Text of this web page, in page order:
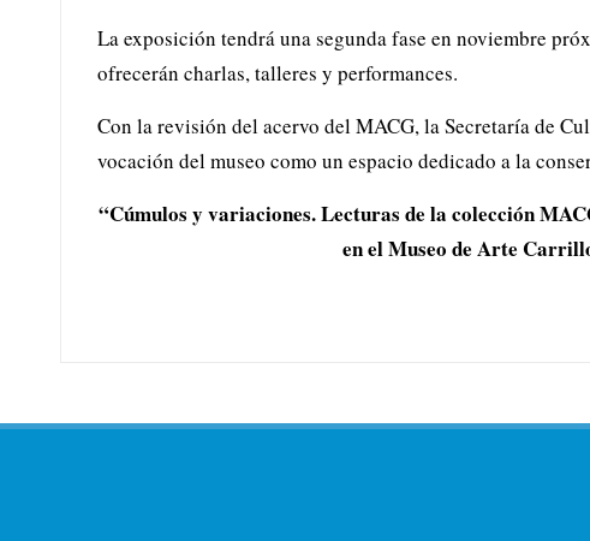
La exposición tendrá una segunda fase en noviembre
ofrecerán charlas, talleres y performances.
Con la revisión del acervo del MACG, la Secretaría de
vocación del museo como un espacio dedicado a la
“Cúmulos y variaciones. Lecturas de la colección
en el Museo de Arte